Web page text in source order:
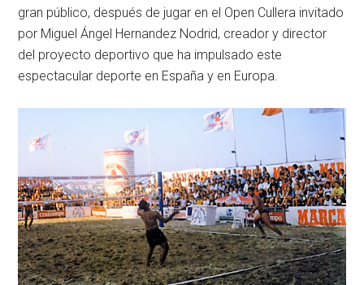
gran público, después de jugar en el Open Cullera invitado
por Miguel Ángel Hernandez Nodrid, creador y director
del proyecto deportivo que ha impulsado este
espectacular deporte en España y en Europa.